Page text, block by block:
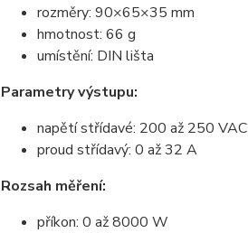
rozměry: 90×65×35 mm
hmotnost: 66 g
umístění: DIN lišta
Parametry výstupu:
napětí střídavé: 200 až 250 VAC
proud střídavý: 0 až 32 A
Rozsah měření:
příkon: 0 až 8000 W